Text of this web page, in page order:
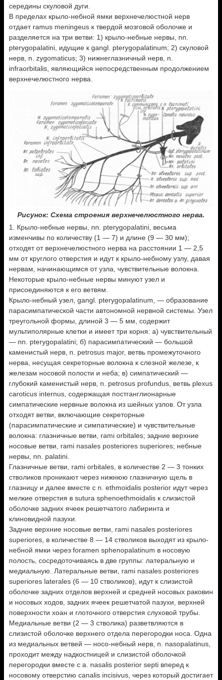
середины скуловой дуги.
В пределах крыло-небной ямки верхнечелюстной нерв
отдает ramus meningeus к твердой мозговой оболочке и
разделяется на три ветви: 1) крыло-небные нервы, nn.
pterygopalatini, идущие к gangl. pterygopalatinum; 2) скуловой
нерв, n. zygomaticus; 3) нижнеглазничный нерв, n.
infraorbitalis, являющийся непосредственным продолжением
верхнечелюстного нерва.
Рисунок: Схема строения верхнечелюстного нерва.
1. Крыло-небные нервы, nn. pterygopalatini, весьма
изменчивы по количеству (1 — 7) и длине (9 — 30 мм);
отходят от верхнечелюстного нерва на расстоянии 1 — 2,5
мм от круглого отверстия и идут к крыло-небному узлу, давая
нервам, начинающимся от узла, чувствительные волокна.
Некоторые крыло-небные нервы минуют узел и
присоединяются к его ветвям.
Крыло-небный узел, gangl. pterygopalatinum, — образование
парасимпатической части автономной нервной системы. Узел
треугольной формы, длиной 3 — 5 мм, содержит
мультиполярные клетки и имеет три корня: а) чувствительный
— nn. pterygopalatini; б) парасимпатический — большой
каменистый нерв, n. petrosus major, ветвь промежуточного
нерва, несущая секреторные волокна к слезной железе, к
железам носовой полости и неба; в) симпатический —
глубокий каменистый нерв, n. petrosus profundus, ветвь plexus
caroticus internus, содержащая постганглионарные
симпатические нервные волокна из шейных узлов. От узла
отходят ветви, включающие секреторные
(парасимпатические и симпатические) и чувствительные
волокна: глазничные ветви, rami orbitales; задние верхние
носовые ветви, rami nasales posteriores superiores; небные
нервы, nn. palatini.
Глазничные ветви, rami orbitales, в количестве 2 — 3 тонких
стволиков проникают через нижнюю глазничную щель в
глазницу и далее вместе с n. ethmoidalis posterior идут через
мелкие отверстия в sutura sphenoethmoidalis к слизистой
оболочке задних ячеек решетчатого лабиринта и
клиновидной пазухи.
Задние верхние носовые ветви, rami nasales posteriores
superiores, в количестве 8 — 14 стволиков выходят из крыло-
небной ямки через foramen sphenopalatinum в носовую
полость, сосредоточиваясь в две группы: латеральную и
медиальную. Латеральные ветви, rami nasales posteriores
superiores laterales (6 — 10 стволиков), идут к слизистой
оболочке задних отделов верхней и средней носовых раковин
и носовых ходов, задних ячеек решетчатой пазухи, верхней
поверхности хоан и глоточного отверстия слуховой трубы.
Медиальные ветви (2 — 3 стволика) разветвляются в
слизистой оболочке верхнего отдела перегородки носа. Одна
из медиальных ветвей — носо-небный нерв, n. nasopalatinus,
проходит между надкостницей и слизистой оболочкой
перегородки вместе с a. nasalis posterior septi вперед к
носовому отверстию canalis incisivus, через который достигает